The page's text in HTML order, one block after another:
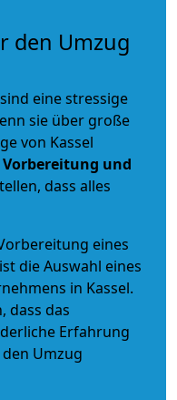
den Umzug
eine stressige
sie über große
von Kassel
Vorbereitung und
dass alles
eines
die Auswahl eines
in Kassel.
dass das
Erfahrung
Umzug